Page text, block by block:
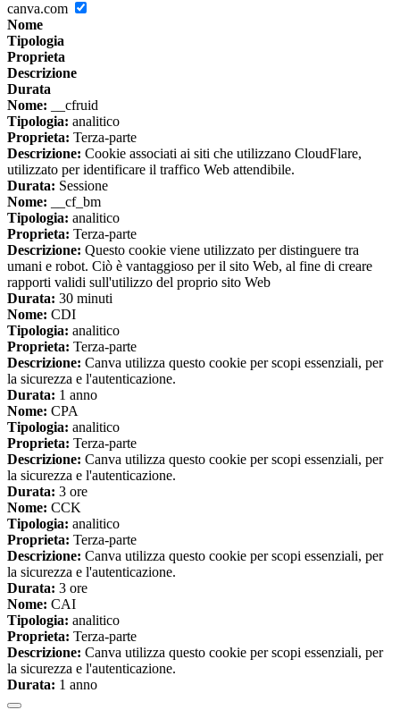
canva.com
Nome
Tipologia
Proprieta
Descrizione
Durata
Nome: __cfruid
Tipologia: analitico
Proprieta: Terza-parte
Descrizione: Cookie associati ai siti che utilizzano CloudFlare,
utilizzato per identificare il traffico Web attendibile.
Durata: Sessione
Nome: __cf_bm
Tipologia: analitico
Proprieta: Terza-parte
Descrizione: Questo cookie viene utilizzato per distinguere tra
umani e robot. Ciò è vantaggioso per il sito Web, al fine di creare
rapporti validi sull'utilizzo del proprio sito Web
Durata: 30 minuti
Nome: CDI
Tipologia: analitico
Proprieta: Terza-parte
Descrizione: Canva utilizza questo cookie per scopi essenziali, per
la sicurezza e l'autenticazione.
Durata: 1 anno
Nome: CPA
Tipologia: analitico
Proprieta: Terza-parte
Descrizione: Canva utilizza questo cookie per scopi essenziali, per
la sicurezza e l'autenticazione.
Durata: 3 ore
Nome: CCK
Tipologia: analitico
Proprieta: Terza-parte
Descrizione: Canva utilizza questo cookie per scopi essenziali, per
la sicurezza e l'autenticazione.
Durata: 3 ore
Nome: CAI
Tipologia: analitico
Proprieta: Terza-parte
Descrizione: Canva utilizza questo cookie per scopi essenziali, per
la sicurezza e l'autenticazione.
Durata: 1 anno